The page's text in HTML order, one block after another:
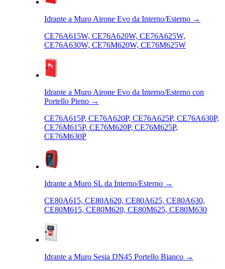
Idrante a Muro Airone Evo da Interno/Esterno →
CE76A615W, CE76A620W, CE76A625W,
CE76A630W, CE76M620W, CE76M625W
Idrante a Muro Airone Evo da Interno/Esterno con
Portello Pieno →
CE76A615P, CE76A620P, CE76A625P, CE76A630P,
CE76M615P, CE76M620P, CE76M625P,
CE76M630P
Idrante a Muro SL da Interno/Esterno →
CE80A615, CE80A620, CE80A625, CE80A630,
CE80M615, CE80M620, CE80M625, CE80M630
Idrante a Muro Sesia DN45 Portello Bianco →